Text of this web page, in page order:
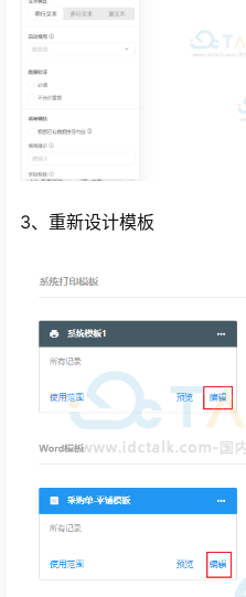
3、重新设计模板